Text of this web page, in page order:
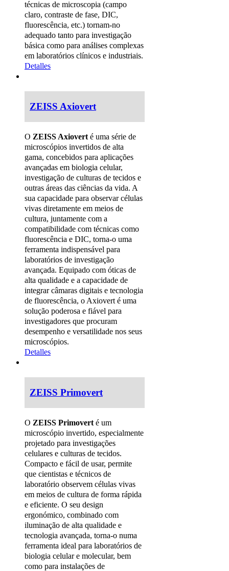
técnicas de microscopia (campo
claro, contraste de fase, DIC,
fluorescência, etc.) tornam-no
adequado tanto para investigação
básica como para análises complexas
em laboratórios clínicos e industriais.
Detalles
ZEISS Axiovert
O ZEISS Axiovert é uma série de
microscópios invertidos de alta
gama, concebidos para aplicações
avançadas em biologia celular,
investigação de culturas de tecidos e
outras áreas das ciências da vida. A
sua capacidade para observar células
vivas diretamente em meios de
cultura, juntamente com a
compatibilidade com técnicas como
fluorescência e DIC, torna-o uma
ferramenta indispensável para
laboratórios de investigação
avançada. Equipado com óticas de
alta qualidade e a capacidade de
integrar câmaras digitais e tecnologia
de fluorescência, o Axiovert é uma
solução poderosa e fiável para
investigadores que procuram
desempenho e versatilidade nos seus
microscópios.
Detalles
ZEISS Primovert
O ZEISS Primovert é um
microscópio invertido, especialmente
projetado para investigações
celulares e culturas de tecidos.
Compacto e fácil de usar, permite
que cientistas e técnicos de
laboratório observem células vivas
em meios de cultura de forma rápida
e eficiente. O seu design
ergonómico, combinado com
iluminação de alta qualidade e
tecnologia avançada, torna-o numa
ferramenta ideal para laboratórios de
biologia celular e molecular, bem
como para instalações de